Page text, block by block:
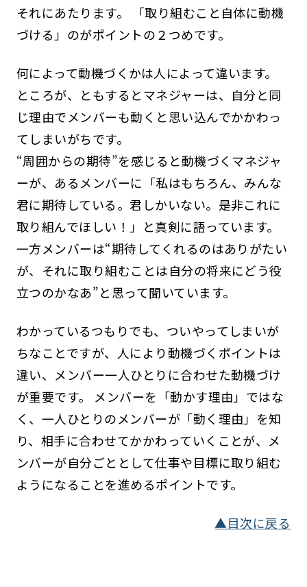
それにあたります。 「取り組むこと自体に動機
づける」のがポイントの２つめです。
何によって動機づくかは人によって違います。
ところが、ともするとマネジャーは、自分と同
じ理由でメンバーも動くと思い込んでかかわっ
てしまいがちです。
“周囲からの期待”を感じると動機づくマネジャ
ーが、あるメンバーに「私はもちろん、みんな
君に期待している。君しかいない。是非これに
取り組んでほしい！」と真剣に語っています。
一方メンバーは“期待してくれるのはありがたい
が、それに取り組むことは自分の将来にどう役
立つのかなあ”と思って聞いています。
わかっているつもりでも、ついやってしまいが
ちなことですが、人により動機づくポイントは
違い、メンバー一人ひとりに合わせた動機づけ
が重要です。 メンバーを「動かす理由」ではな
く、一人ひとりのメンバーが「動く理由」を知
り、相手に合わせてかかわっていくことが、メ
ンバーが自分ごととして仕事や目標に取り組む
ようになることを進めるポイントです。
▲目次に戻る